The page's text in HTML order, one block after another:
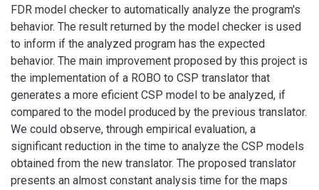
FDR model checker to automatically analyze the program's
behavior. The result returned by the model checker is used
to inform if the analyzed program has the expected
behavior. The main improvement proposed by this project is
the implementation of a ROBO to CSP translator that
generates a more eficient CSP model to be analyzed, if
compared to the model produced by the previous translator.
We could observe, through empirical evaluation, a
significant reduction in the time to analyze the CSP models
obtained from the new translator. The proposed translator
presents an almost constant analysis time for the maps